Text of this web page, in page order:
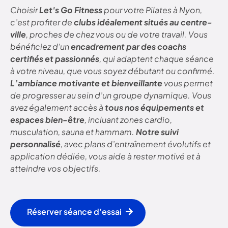
ChoisirLet's Go Fitnesspour votre Pilates à Nyon,
c’est profiter declubs idéalement situés au centre-
ville, proches de chez vous ou de votre travail. Vous
bénéficiez d’unencadrement par des coachs
certifiés et passionnés, qui adaptent chaque séance
à votre niveau, que vous soyez débutant ou confirmé.
L’ambiance motivante et bienveillantevous permet
de progresser au sein d’un groupe dynamique. Vous
avez également accès àtous nos équipements et
espaces bien-être, incluant zones cardio,
musculation, sauna et hammam. Notre suivi
personnalisé, avec plans d’entraînement évolutifs et
application dédiée, vous aide à rester motivé et à
atteindre vos objectifs.
Réserver séance d’essai